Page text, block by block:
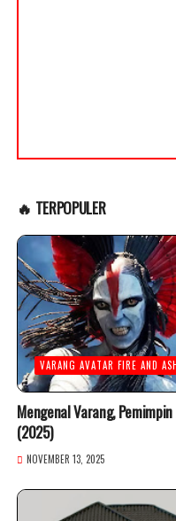
🔥 TERPOPULER
VARANG AVATAR FIRE AND
Mengenal Varang,
(2025)
NOVEMBER 13, 2025